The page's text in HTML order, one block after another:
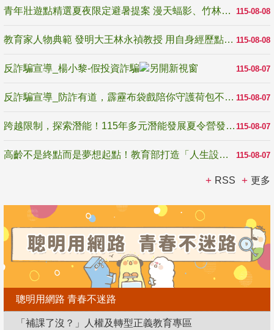
115-08-08
青年壯遊點精選夏夜限定避暑提案 漫天蝠影、竹林尋蛙、茶香夜觀 邀青年暮色出發
115-08-08
教育家人物典範 發明大王林永禎教授 用自身經歷點亮學生的路
115-08-07
反詐騙宣導_楊小黎-假投資詐騙
115-08-07
反詐騙宣導_防詐有道，霹靂布袋戲陪你守護荷包不受騙
115-08-07
跨越限制，探索潛能！115年多元潛能發展夏令營發掘生命無限可能
115-08-07
高齡不是終點而是夢想起點！教育部打造「人生設計夢工場」 參展第3屆高齡健康產業博覽會
RSS 更多
聰明用網路 青春不迷路
「補課了沒？」人權及轉型正義教育專區